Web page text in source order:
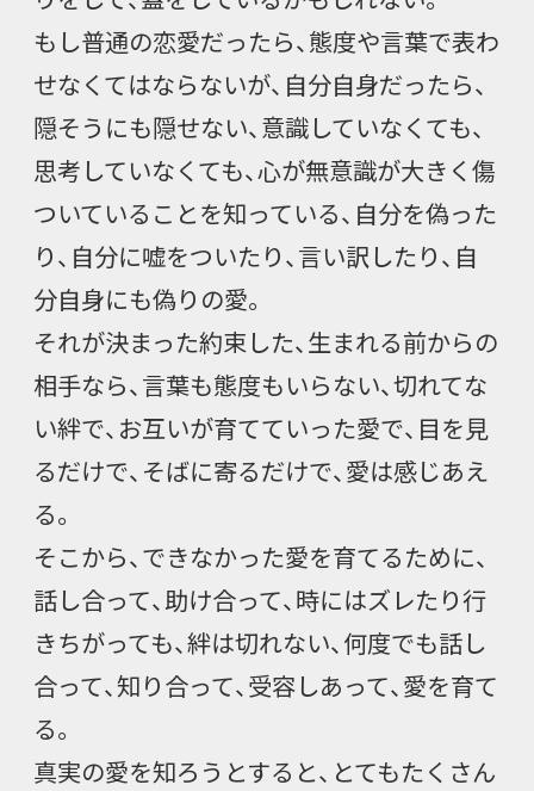
もし普通の恋愛だったら、態度や言葉で表わ
せなくてはならないが、自分自身だったら、
隠そうにも隠せない、意識していなくても、
思考していなくても、心が無意識が大きく傷
ついていることを知っている、自分を偽った
り、自分に嘘をついたり、言い訳したり、自
分自身にも偽りの愛。
それが決まった約束した、生まれる前からの
相手なら、言葉も態度もいらない、切れてな
い絆で、お互いが育てていった愛で、目を見
るだけで、そばに寄るだけで、愛は感じあえ
る。
そこから、できなかった愛を育てるために、
話し合って、助け合って、時にはズレたり行
きちがっても、絆は切れない、何度でも話し
合って、知り合って、受容しあって、愛を育て
る。
真実の愛を知ろうとすると、とてもたくさん